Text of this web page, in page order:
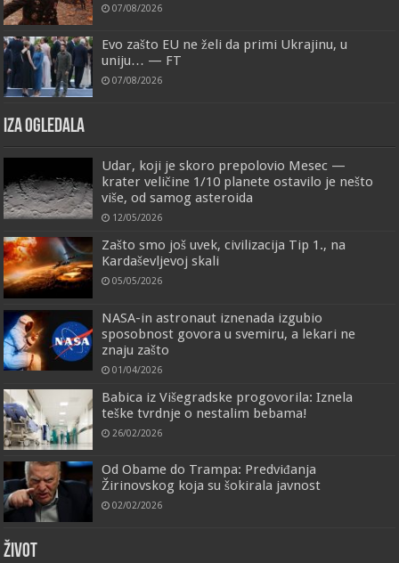
07/08/2026
Evo zašto EU ne želi da primi Ukrajinu, u
uniju… — FT
07/08/2026
IZA OGLEDALA
Udar, koji je skoro prepolovio Mesec —
krater veličine 1/10 planete ostavilo je nešto
više, od samog asteroida
12/05/2026
Zašto smo još uvek, civilizacija Tip 1., na
Kardaševljevoj skali
05/05/2026
NASA-in astronaut iznenada izgubio
sposobnost govora u svemiru, a lekari ne
znaju zašto
01/04/2026
Babica iz Višegradske progovorila: Iznela
teške tvrdnje o nestalim bebama!
26/02/2026
Od Obame do Trampa: Predviđanja
Žirinovskog koja su šokirala javnost
02/02/2026
ŽIVOT